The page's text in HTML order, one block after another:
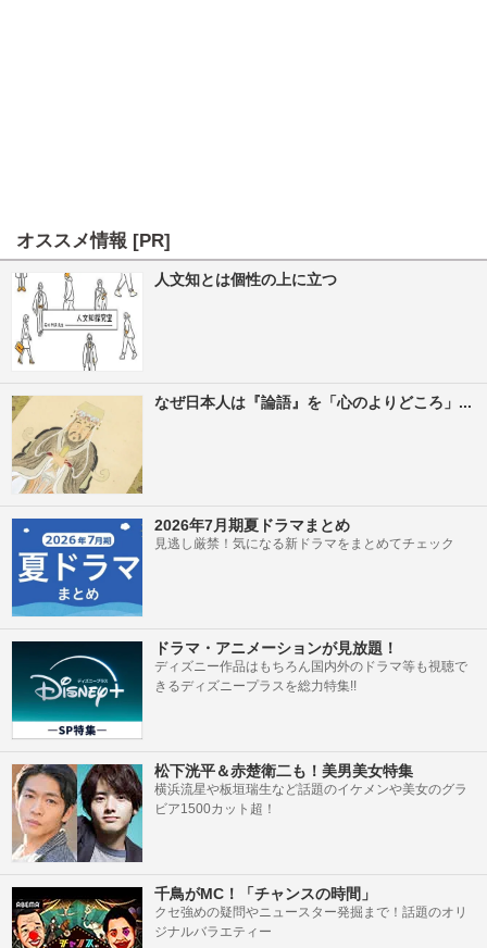
オススメ情報 [PR]
人文知とは個性の上に立つ
なぜ日本人は『論語』を「心のよりどころ」...
2026年7月期夏ドラマまとめ
見逃し厳禁！気になる新ドラマをまとめてチェック
ドラマ・アニメーションが見放題！
ディズニー作品はもちろん国内外のドラマ等も視聴で
きるディズニープラスを総力特集!!
松下洸平＆赤楚衛二も！美男美女特集
横浜流星や板垣瑞生など話題のイケメンや美女のグラ
ビア1500カット超！
千鳥がMC！「チャンスの時間」
クセ強めの疑問やニュースター発掘まで！話題のオリ
ジナルバラエティー